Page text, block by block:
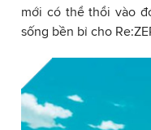
mới có thể thổi vào
sống bền bỉ cho